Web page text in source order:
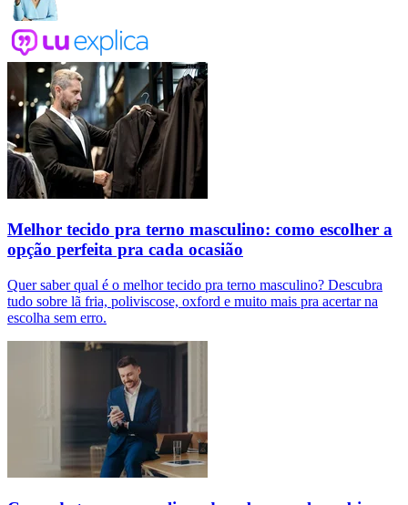
Melhor tecido pra terno masculino: como escolher a
opção perfeita pra cada ocasião
Quer saber qual é o melhor tecido pra terno masculino? Descubra
tudo sobre lã fria, poliviscose, oxford e muito mais pra acertar na
escolha sem erro.